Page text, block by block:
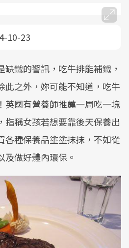
10-23
鐵的警訊，吃牛排能補鐵，
此之外，妳可能不知道，吃牛
英國有營養師推薦一周吃一塊
指稱女孩若想要靠後天保養出
各種保養品塗塗抹抹，不如從
及做好體內環保。